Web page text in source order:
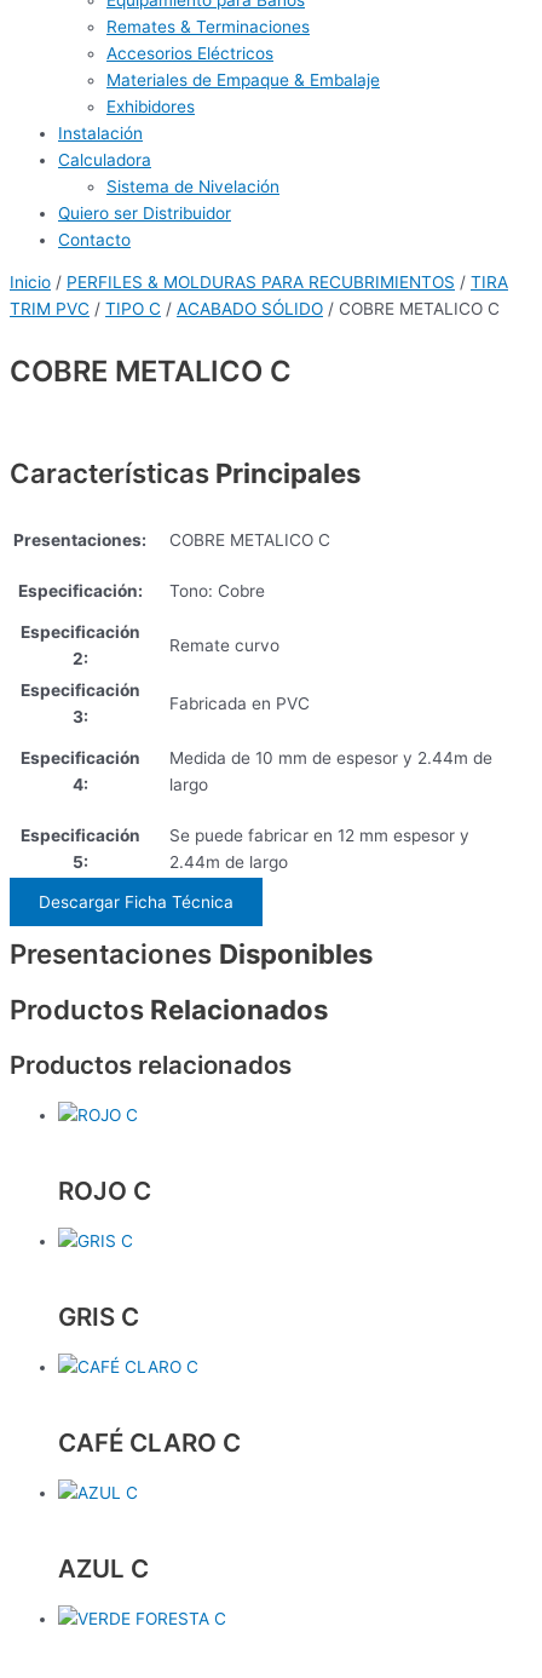
Remates & Terminaciones
Accesorios Eléctricos
Materiales de Empaque & Embalaje
Exhibidores
Instalación
Calculadora
Sistema de Nivelación
Quiero ser Distribuidor
Contacto
Inicio / PERFILES & MOLDURAS PARA RECUBRIMIENTOS / TIRA
TRIM PVC / TIPO C / ACABADO SÓLIDO / COBRE METALICO C
COBRE METALICO C
Características Principales
Presentaciones: COBRE METALICO C
Especificación: Tono: Cobre
Especificación
2:
Remate curvo
Especificación
3:
Fabricada en PVC
Especificación
4:
Medida de 10 mm de espesor y 2.44m de
largo
Especificación
5:
Se puede fabricar en 12 mm espesor y
2.44m de largo
Descargar Ficha Técnica
Presentaciones Disponibles
Productos Relacionados
Productos relacionados
ROJO C
GRIS C
CAFÉ CLARO C
AZUL C